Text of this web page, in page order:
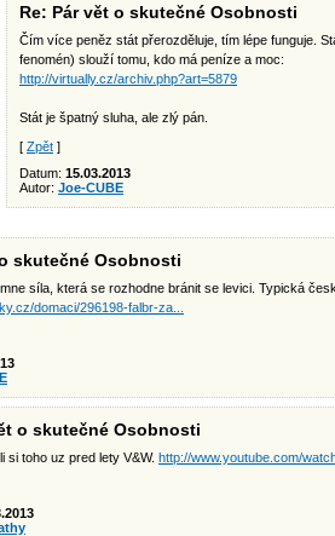
Re: Pár vět o skutečné Osobnosti
Čím více peněz stát přerozděluje, tím lépe funguje.
fenomén) slouží tomu, kdo má peníze a moc:
http://virtually.cz/archiv.php?art=5879
Stát je špatný sluha, ale zlý pán.
[ Zpět ]
Datum: 15.03.2013
Autor: Joe-CUBE
skutečné Osobnosti
síla, která se rozhodne bránit se levici. Typická
domaci/296198-falbr-za...
o skutečné Osobnosti
si toho uz pred lety V&W. http://www.youtube.com/